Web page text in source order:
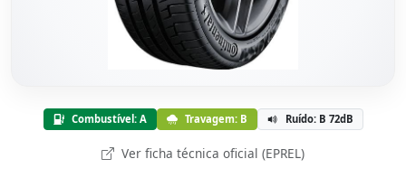
Combustível: A Travagem: B Ruído: B 72dB
Ver ficha técnica oficial (EPREL)